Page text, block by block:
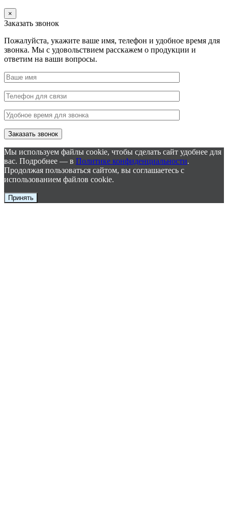
×
Заказать звонок
Пожалуйста, укажите ваше имя, телефон и удобное время для
звонка. Мы с удовольствием расскажем о продукции и
ответим на ваши вопросы.
Мы используем файлы cookie, чтобы сделать сайт удобнее для
вас. Подробнее — в Политике конфиденциальности.
Продолжая пользоваться сайтом, вы соглашаетесь с
использованием файлов cookie.
Принять